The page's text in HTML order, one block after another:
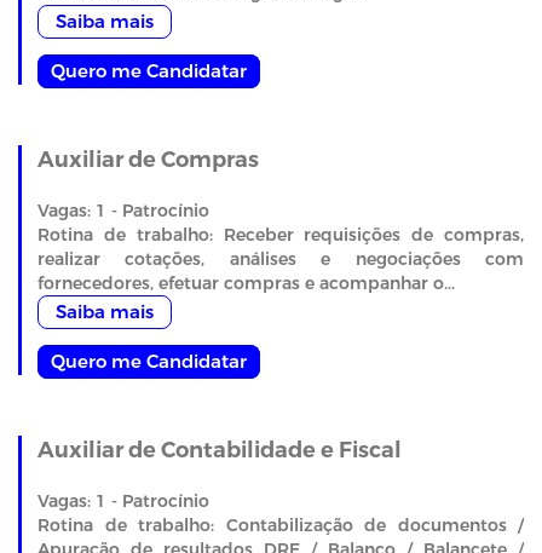
Saiba mais
Quero me Candidatar
Auxiliar de Compras
Vagas: 1 - Patrocínio
Rotina de trabalho: Receber requisições de compras,
realizar cotações, análises e negociações com
fornecedores, efetuar compras e acompanhar o...
Saiba mais
Quero me Candidatar
Auxiliar de Contabilidade e Fiscal
Vagas: 1 - Patrocínio
Rotina de trabalho: Contabilização de documentos /